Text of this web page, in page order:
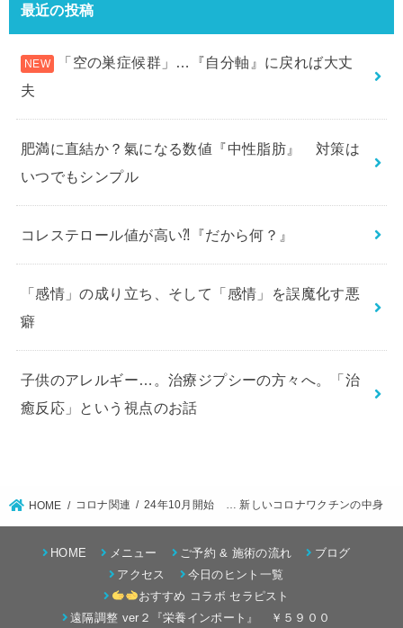
最近の投稿
「空の巣症候群」…『自分軸』に戻れば大丈
夫
肥満に直結か？氣になる数値『中性脂肪』 対策は
いつでもシンプル
コレステロール値が高い⁈『だから何？』
「感情」の成り立ち、そして「感情」を誤魔化す悪
癖
子供のアレルギー…。治療ジプシーの方々へ。「治
癒反応」という視点のお話
HOME コロナ関連 24年10月開始 … 新しいコロナワクチンの中身
HOME メニュー ご予約 & 施術の流れ
ブログ
アクセス
今日のヒント一覧
おすすめ コラボ セラピスト
遠隔調整 ver２『栄養インポート』 ￥５９００